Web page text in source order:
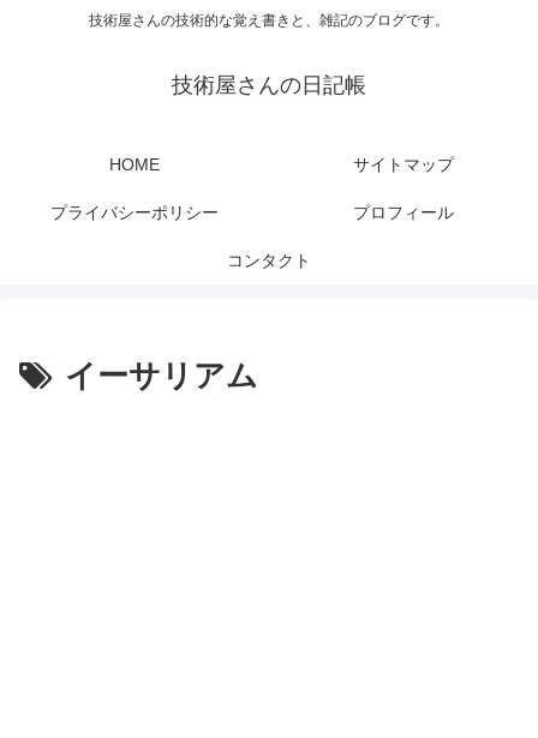
技術屋さんの技術的な覚え書きと、雑記のブログです。
技術屋さんの日記帳
HOME サイトマップ
プライバシーポリシー プロフィール
コンタクト
イーサリアム